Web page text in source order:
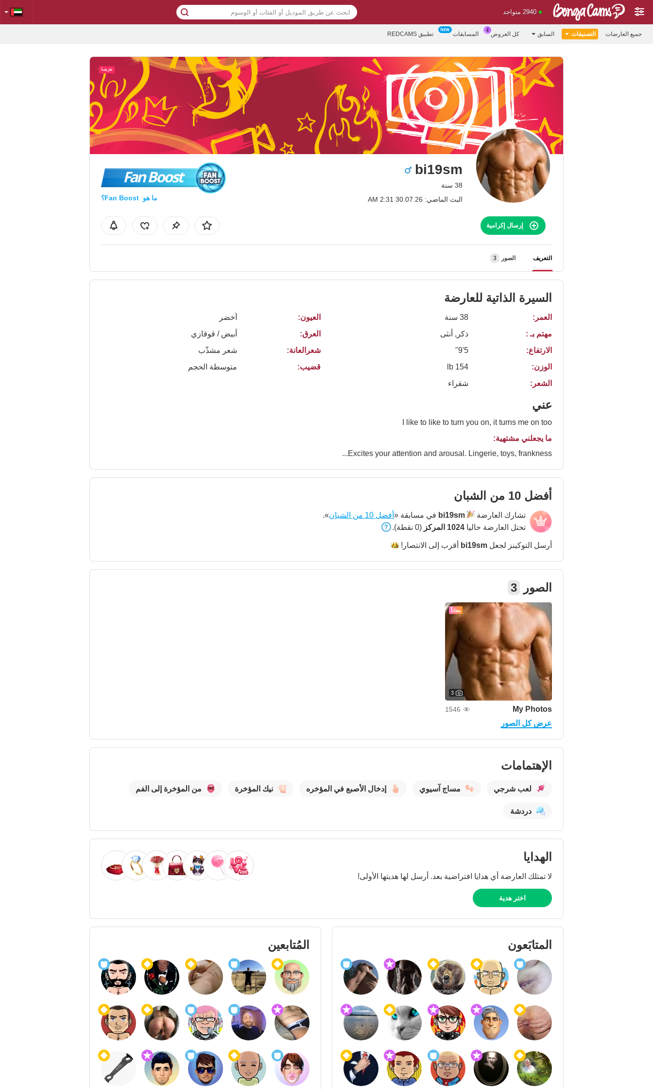
2940 متواجد
جميع العارضات التصنيفات السابق كل العروض المسابقات تطبيق REDCAMS
bi19sm
38 سنة
البث الماضي: 30.07.26 2:31 AM
Fan Boost
ما هو Fan Boost؟
إرسال إكرامية
التعريف الصور 3
السيرة الذاتية للعارضة
العمر:
38 سنة
مهتم بـ :
ذكر, أنثى
الارتفاع:
5'9"
الوزن:
154 lb
الشعر:
شقراء
العيون:
أخضر
العرق:
أبيض / قوقازي
شعرالعانة:
شعر مشذّب
قضيب:
متوسطة الحجم
عني
I like to like to turn you on, it turns me on too
ما يجعلني مشتهية:
Excites your attention and arousal. Lingerie, toys, frankness...
أفضل 10 من الشبان
تشارك العارضة bi19sm في مسابقة « أفضل 10 من الشبان
».
تحتل العارضة حاليا 1024 المركز (0 نقطة).
أرسل التوكينز لجعل bi19sm أقرب إلى الانتصار!
الصور 3
مجاناً
3
My Photos
1546
عرض كل الصور
الإهتمامات
لعب شرجي مساج آسيوي إدخال الأصبع في المؤخره نيك المؤخرة من المؤخرة إلى الفم
دردشة
الهدايا
لا تمتلك العارضة أي هدايا افتراضية بعد. أرسل لها هديتها الأولى!
اختر هدية
المتابَعون المُتابعين